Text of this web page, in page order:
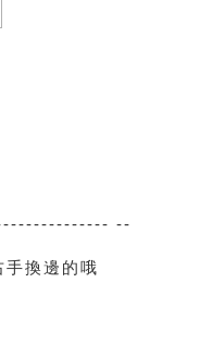
--
手換邊的哦